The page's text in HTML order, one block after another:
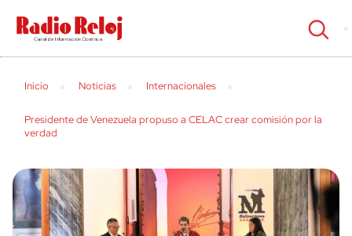
cerrar
Inicio Noticias Internacionales
Presidente de Venezuela propuso a CELAC crear comisión por la
verdad